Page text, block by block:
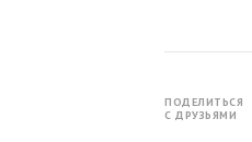
ПОДЕЛИТЬСЯ
С ДРУЗЬЯМИ